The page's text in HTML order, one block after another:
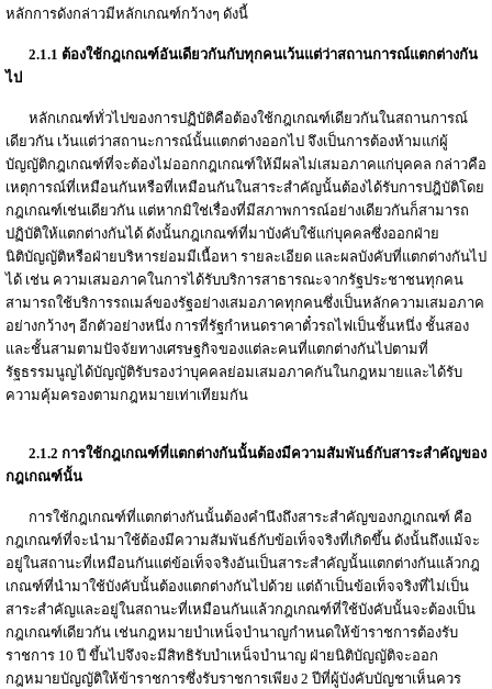
หลักการดังกล่าวมีหลักเกณฑ์กว้างๆ ดังนี้
2.1.1 ต้องใช้กฎเกณฑ์อันเดียวกันกับทุกคนเว้นแต่ว่าสถานการณ์แตกต่างกัน
ไป
หลักเกณฑ์ทั่วไปของการปฏิบัติคือต้องใช้กฎเกณฑ์เดียวกันในสถานการณ์
เดียวกัน เว้นแต่ว่าสถานะการณ์นั้นแตกต่างออกไป จึงเป็นการต้องห้ามแก่ผู้
บัญญัติกฎเกณฑ์ที่จะต้องไม่ออกกฎเกณฑ์ให้มีผลไม่เสมอภาคแก่บุคคล กล่าวคือ
เหตุการณ์ที่เหมือนกันหรือที่เหมือนกันในสาระสำคัญนั้นต้องได้รับการปฎิบัติโดย
กฎเกณฑ์เช่นเดียวกัน แต่หากมิใช่เรื่องที่มีสภาพการณ์อย่างเดียวกันก็สามารถ
ปฏิบัติให้แตกต่างกันได้ ดังนั้นกฎเกณฑ์ที่มาบังคับใช้แก่บุคคลซึ่งออกฝ่าย
นิติบัญญัติหรือฝ่ายบริหารย่อมมีเนื้อหา รายละเอียด และผลบังคับที่แตกต่างกันไป
ได้ เช่น ความเสมอภาคในการได้รับบริการสาธารณะจากรัฐประชาชนทุกคน
สามารถใช้บริการรถเมล์ของรัฐอย่างเสมอภาคทุกคนซึ่งเป็นหลักความเสมอภาค
อย่างกว้างๆ อีกตัวอย่างหนึ่ง การที่รัฐกำหนดราคาตั๋วรถไฟเป็นชั้นหนึ่ง ชั้นสอง
และชั้นสามตามปัจจัยทางเศรษฐกิจของแต่ละคนที่แตกต่างกันไปตามที่
รัฐธรรมนูญได้บัญญัติรับรองว่าบุคคลย่อมเสมอภาคกันในกฎหมายและได้รับ
ความคุ้มครองตามกฎหมายเท่าเทียมกัน
2.1.2 การใช้กฎเกณฑ์ที่แตกต่างกันนั้นต้องมีความสัมพันธ์กับสาระสำคัญของ
กฎเกณฑ์นั้น
การใช้กฎเกณฑ์ที่แตกต่างกันนั้นต้องคำนึงถึงสาระสำคัญของกฎเกณฑ์ คือ
กฎเกณฑ์ที่จะนำมาใช้ต้องมีความสัมพันธ์กับข้อเท็จจริงที่เกิดขึ้น ดังนั้นถึงแม้จะ
อยู่ในสถานะที่เหมือนกันแต่ข้อเท็จจริงอันเป็นสาระสำคัญนั้นแตกต่างกันแล้วกฎ
เกณฑ์ที่นำมาใช้บังคับนั้นต้องแตกต่างกันไปด้วย แต่ถ้าเป็นข้อเท็จจริงที่ไม่เป็น
สาระสำคัญและอยู่ในสถานะที่เหมือนกันแล้วกฎเกณฑ์ที่ใช้บังคับนั้นจะต้องเป็น
กฎเกณฑ์เดียวกัน เช่นกฎหมายบำเหน็จบำนาญกำหนดให้ข้าราชการต้องรับ
ราชการ 10 ปี ขึ้นไปจึงจะมีสิทธิรับบำเหน็จบำนาญ ฝ่ายนิติบัญญัติจะออก
กฎหมายบัญญัติให้ข้าราชการซึ่งรับราชการเพียง 2 ปีที่ผู้บังคับบัญชาเห็นควร